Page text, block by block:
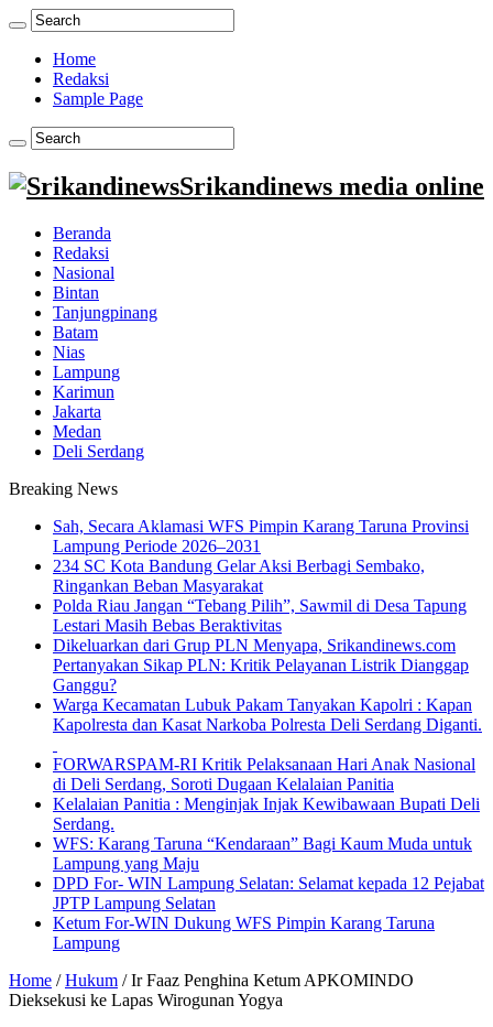
Home
Redaksi
Sample Page
Srikandinews media online
Beranda
Redaksi
Nasional
Bintan
Tanjungpinang
Batam
Nias
Lampung
Karimun
Jakarta
Medan
Deli Serdang
Breaking News
Sah, Secara Aklamasi WFS Pimpin Karang Taruna Provinsi
Lampung Periode 2026–2031
234 SC Kota Bandung Gelar Aksi Berbagi Sembako,
Ringankan Beban Masyarakat
Polda Riau Jangan “Tebang Pilih”, Sawmil di Desa Tapung
Lestari Masih Bebas Beraktivitas
Dikeluarkan dari Grup PLN Menyapa, Srikandinews.com
Pertanyakan Sikap PLN: Kritik Pelayanan Listrik Dianggap
Ganggu?
Warga Kecamatan Lubuk Pakam Tanyakan Kapolri : Kapan
Kapolresta dan Kasat Narkoba Polresta Deli Serdang Diganti.
FORWARSPAM-RI Kritik Pelaksanaan Hari Anak Nasional
di Deli Serdang, Soroti Dugaan Kelalaian Panitia
Kelalaian Panitia : Menginjak Injak Kewibawaan Bupati Deli
Serdang.
WFS: Karang Taruna “Kendaraan” Bagi Kaum Muda untuk
Lampung yang Maju
DPD For- WIN Lampung Selatan: Selamat kepada 12 Pejabat
JPTP Lampung Selatan
Ketum For-WIN Dukung WFS Pimpin Karang Taruna
Lampung
Home / Hukum / Ir Faaz Penghina Ketum APKOMINDO
Dieksekusi ke Lapas Wirogunan Yogya